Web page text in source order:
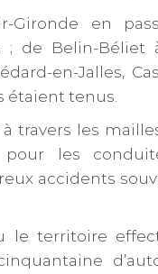
Gironde en
; de Belin-Béliet
en-Jalles,
étaient tenus.
travers les
les
accidents
le territoire